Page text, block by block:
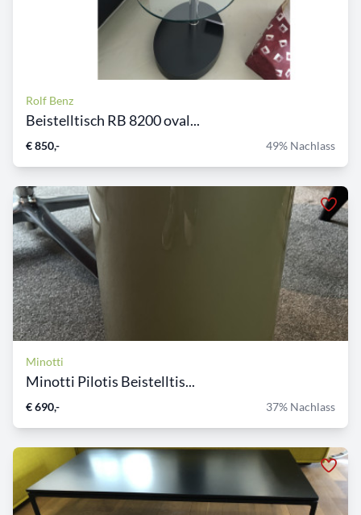
Rolf Benz
Beistelltisch RB 8200 oval...
€ 850,- 49% Nachlass
Minotti
Minotti Pilotis Beistelltis...
€ 690,- 37% Nachlass